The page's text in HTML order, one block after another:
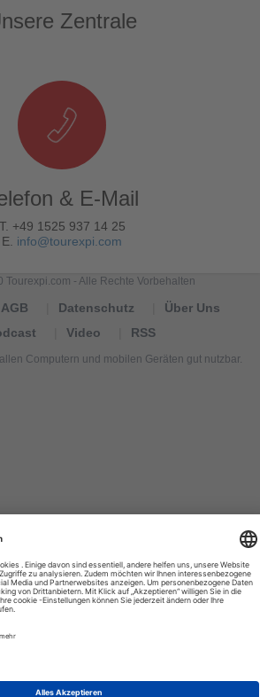
Zentrale
& E-Mail
T. +49 1525 937 14 25
E. info@tourexpi.com
Tourexpi.com - Alle Rechte Vorbehalten
AGB Datenschutz
Über Uns
Video RSS
Computern und mobilen Geräten gut nutzbar.